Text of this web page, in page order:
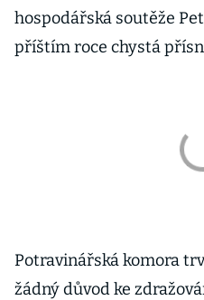
hospodářská soutěže
příštím roce chystá
Potravinářská komora
žádný důvod ke